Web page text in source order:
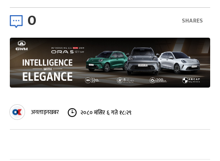
0 SHARES
अनलाइनखबर २०८० मंसिर ६ गते १८:२९